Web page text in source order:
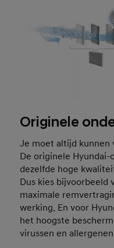
Originele
Je moet altijd kunnen
De originele Hyundai-
dezelfde hoge
Dus kies bijvoorbeeld
maximale
werking. En voor
het hoogste
virussen en